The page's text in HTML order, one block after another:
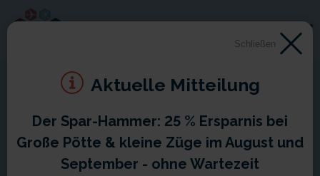
1945 - 1949
Schließen
Aktuelle Mitteilung
Der Spar-Hammer: 25 % Ersparnis bei
Große Pötte & kleine Züge im August und
September - ohne Wartezeit